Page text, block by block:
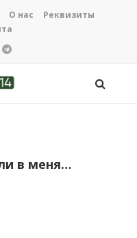
О нас
Реквизиты
в меня…